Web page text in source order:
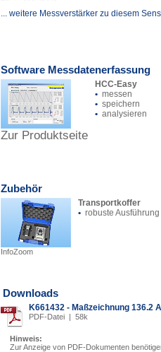
... weitere Messverstärker zu diesem
Software Messdatenerfassung
Zur Produktseite
HCC-Easy
• messen
• speichern
• analysieren
Zubehör
InfoZoom
Transportkoffer
• robuste Ausführung
Downloads
K661432 - Maßzeichnung 136.2
PDF-Datei | 58k
Hinweis:
Zur Anzeige von PDF-Dokumenten